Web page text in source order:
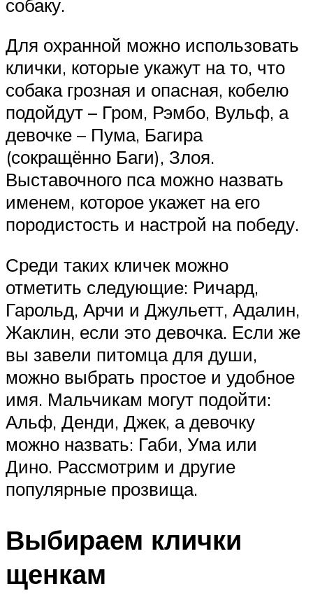
собаку.
Для охранной можно использовать
клички, которые укажут на то, что
собака грозная и опасная, кобелю
подойдут – Гром, Рэмбо, Вульф, а
девочке – Пума, Багира
(сокращённо Баги), Злоя.
Выставочного пса можно назвать
именем, которое укажет на его
породистость и настрой на победу.
Среди таких кличек можно
отметить следующие: Ричард,
Гарольд, Арчи и Джульетт, Адалин,
Жаклин, если это девочка. Если же
вы завели питомца для души,
можно выбрать простое и удобное
имя. Мальчикам могут подойти:
Альф, Денди, Джек, а девочку
можно назвать: Габи, Ума или
Дино. Рассмотрим и другие
популярные прозвища.
Выбираем клички
щенкам